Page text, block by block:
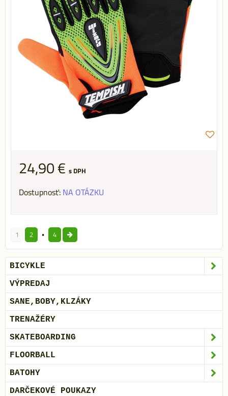
24,90 € s DPH
Dostupnosť: NA OTÁZKU
1 2 4
BICYKLE
VÝPREDAJ
SANE,BOBY,KLZÁKY
TRENAŽÉRY
SKATEBOARDING
FLOORBALL
BATOHY
DARČEKOVÉ POUKAZY